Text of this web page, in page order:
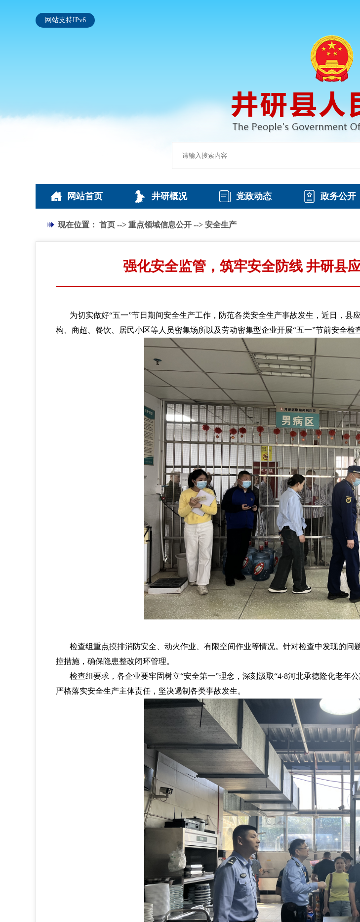
网站支持IPv6
网站首页 井研概况 党政动态 政务公开
现在位置： 首页 --> 重点领域信息公开 --> 安全生产
强化安全监管，筑牢安全防线 井研县
为切实做好“五一”节日期间安全生产工作，防范各类安全生产事故发生，近日，县
构、商超、餐饮、居民小区等人员密集场所以及劳动密集型企业开展“五一”节前安全检
检查组重点摸排消防安全、动火作业、有限空间作业等情况。针对检查中发现的问
控措施，确保隐患整改闭环管理。
检查组要求，各企业要牢固树立“安全第一”理念，深刻汲取“4·8河北承德隆化老年公
严格落实安全生产主体责任，坚决遏制各类事故发生。